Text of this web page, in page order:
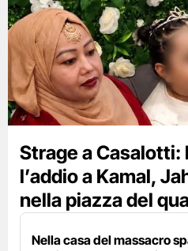
Strage a Casalotti:
l’addio a Kamal,
nella piazza del
Nella casa del massacro